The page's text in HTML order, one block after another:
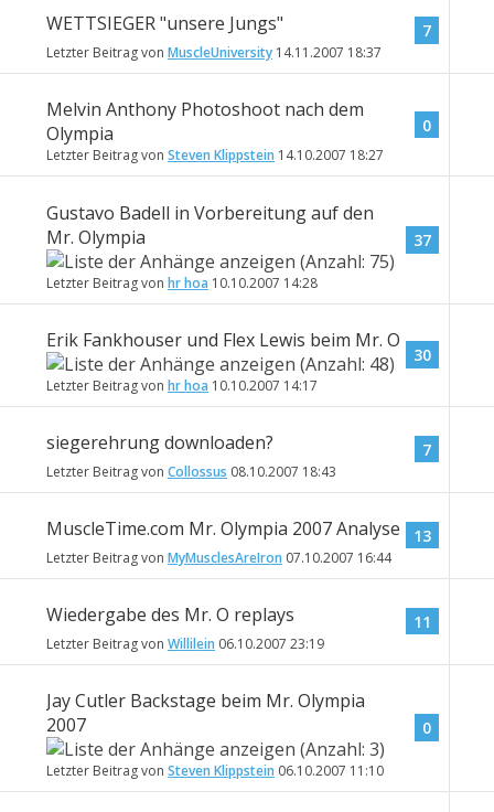
WETTSIEGER "unsere Jungs"
Letzter Beitrag von MuscleUniversity 14.11.2007 18:37
7
Melvin Anthony Photoshoot nach dem
Olympia
Letzter Beitrag von Steven Klippstein 14.10.2007 18:27
0
Gustavo Badell in Vorbereitung auf den
Mr. Olympia
Letzter Beitrag von hr hoa 10.10.2007 14:28
37
Erik Fankhouser und Flex Lewis beim Mr. O
Letzter Beitrag von hr hoa 10.10.2007 14:17
30
siegerehrung downloaden?
Letzter Beitrag von Collossus 08.10.2007 18:43
7
MuscleTime.com Mr. Olympia 2007 Analyse
Letzter Beitrag von MyMusclesAreIron 07.10.2007 16:44
13
Wiedergabe des Mr. O replays
Letzter Beitrag von Willilein 06.10.2007 23:19
11
Jay Cutler Backstage beim Mr. Olympia
2007
Letzter Beitrag von Steven Klippstein 06.10.2007 11:10
0